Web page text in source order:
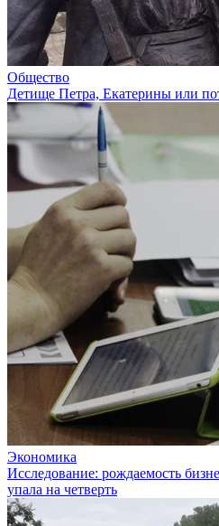
Общество
Детище Петра, Екатерины или
Экономика
Исследование: рождаемость
упала на четверть